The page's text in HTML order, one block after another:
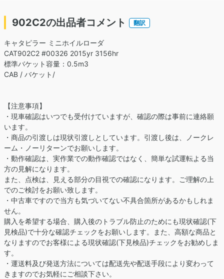
902C2の出品者コメント 翻訳
キャタピラー ミニホイルローダ
CAT902C2 #00326 2015yr 3156hr
標準バケット容量：0.5m3
CAB / バケット/
【注意事項】
・現車確認はいつでも受付けていますが、確認の際は事前に連絡願
います。
・商品の引渡しは現状引渡しとしています。引渡し後は、ノークレ
ーム・ノーリターンでお願いします。
・動作確認は、実作業での動作確認ではなく、簡単な試運転よる当
方の見解になります。
また、点検は、見える部分の目視での確認になります。ご理解の上
でのご検討をお願い致します。
・中古車ですので当方も気づいてない不具合箇所があるかもしれま
せん。
購入を希望する場合、購入後のトラブル防止のためにも現状確認(下
見検品)で十分な確認チェックをお願いします。また、高額な商品と
なりますのでお客様による現状確認(下見検品)チェックをお勧めしま
す。
・運送料及び発送方法については配送先や配送手段により変わって
きますのでお気軽にご相談下さい。